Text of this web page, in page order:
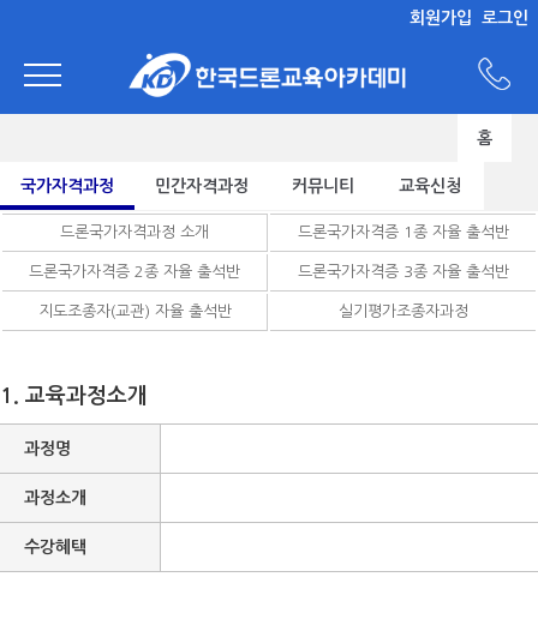
회원가입 로그인
홈
국가자격과정 민간자격과정 커뮤니티 교육신청
드론국가자격과정 소개 드론국가자격증 1종 자율 출석반
드론국가자격증 2종 자율 출석반 드론국가자격증 3종 자율 출석반
지도조종자(교관) 자율 출석반 실기평가조종자과정
1. 교육과정소개
과정명
과정소개
수강혜택